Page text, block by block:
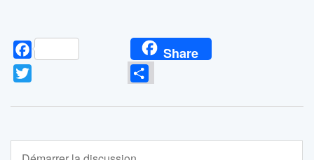
Facebook Share
Partager